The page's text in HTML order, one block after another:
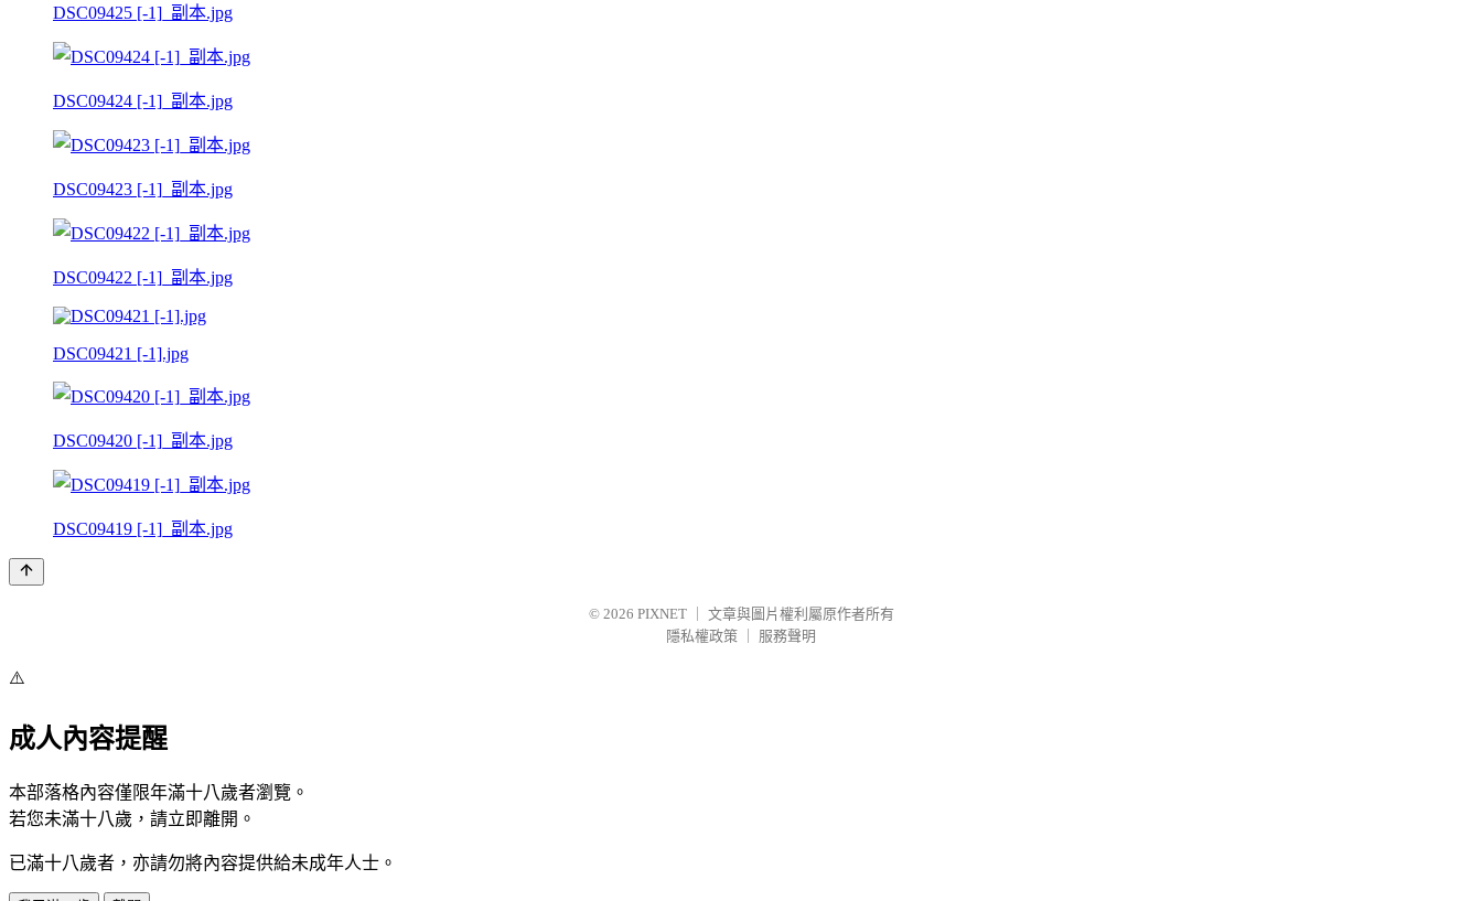
DSC09425 [-1]_副本.jpg
DSC09424 [-1]_副本.jpg
DSC09423 [-1]_副本.jpg
DSC09422 [-1]_副本.jpg
DSC09421 [-1].jpg
DSC09420 [-1]_副本.jpg
DSC09419 [-1]_副本.jpg
© 2026 PIXNET
文章與圖片權利屬原作者所有
隱私權政策
服務聲明
⚠️
成人內容提醒
本部落格內容僅限年滿十八歲者瀏覽。
若您未滿十八歲，請立即離開。
已滿十八歲者，亦請勿將內容提供給未成年人士。